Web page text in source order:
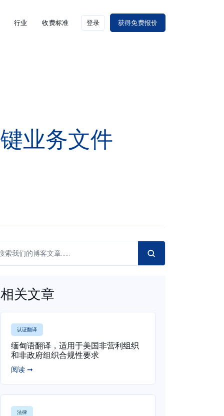
行业 收费标准 登录 获得免费报价
业务文件
相关文章
认证翻译
缅甸语翻译，适用于美国非营利组织
和非政府组织合规性要求
阅读 ➞
法律